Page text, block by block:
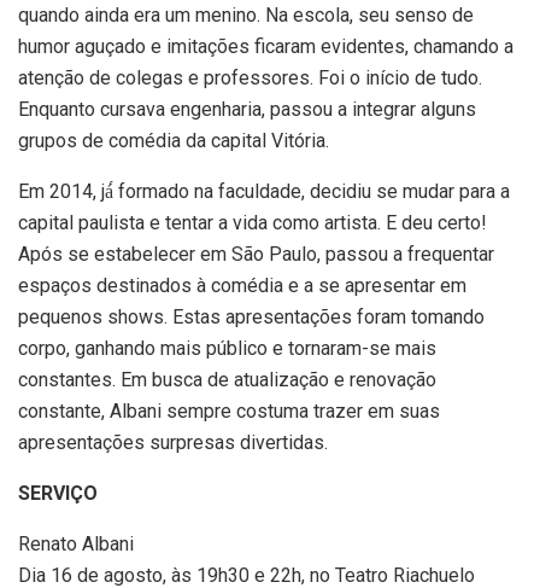
quando ainda era um menino. Na escola, seu senso de
humor aguçado e imitações ficaram evidentes, chamando a
atenção de colegas e professores. Foi o início de tudo.
Enquanto cursava engenharia, passou a integrar alguns
grupos de comédia da capital Vitória.
Em 2014, já́ formado na faculdade, decidiu se mudar para a
capital paulista e tentar a vida como artista. E deu certo!
Após se estabelecer em São Paulo, passou a frequentar
espaços destinados à comédia e a se apresentar em
pequenos shows. Estas apresentações foram tomando
corpo, ganhando mais público e tornaram-se mais
constantes. Em busca de atualização e renovação
constante, Albani sempre costuma trazer em suas
apresentações surpresas divertidas.
SERVIÇO
Renato Albani
Dia 16 de agosto, às 19h30 e 22h, no Teatro Riachuelo